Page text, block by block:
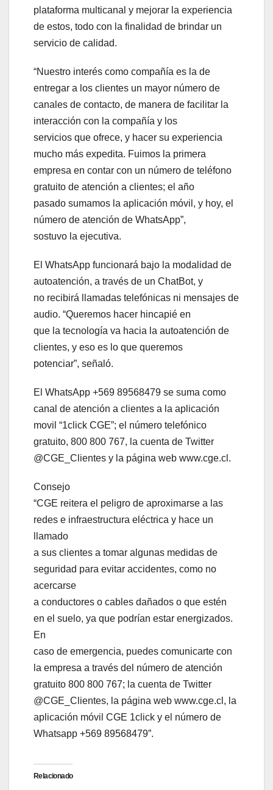
plataforma multicanal y mejorar la experiencia
de estos, todo con la finalidad de brindar un
servicio de calidad.
“Nuestro interés como compañía es la de
entregar a los clientes un mayor número de
canales de contacto, de manera de facilitar la
interacción con la compañía y los
servicios que ofrece, y hacer su experiencia
mucho más expedita. Fuimos la primera
empresa en contar con un número de teléfono
gratuito de atención a clientes; el año
pasado sumamos la aplicación móvil, y hoy, el
número de atención de WhatsApp”,
sostuvo la ejecutiva.
El WhatsApp funcionará bajo la modalidad de
autoatención, a través de un ChatBot, y
no recibirá llamadas telefónicas ni mensajes de
audio. “Queremos hacer hincapié en
que la tecnología va hacia la autoatención de
clientes, y eso es lo que queremos
potenciar”, señaló.
El WhatsApp +569 89568479 se suma como
canal de atención a clientes a la aplicación
movil “1click CGE”; el número telefónico
gratuito, 800 800 767, la cuenta de Twitter
@CGE_Clientes y la página web www.cge.cl.
Consejo
“CGE reitera el peligro de aproximarse a las
redes e infraestructura eléctrica y hace un
llamado
a sus clientes a tomar algunas medidas de
seguridad para evitar accidentes, como no
acercarse
a conductores o cables dañados o que estén
en el suelo, ya que podrían estar energizados.
En
caso de emergencia, puedes comunicarte con
la empresa a través del número de atención
gratuito 800 800 767; la cuenta de Twitter
@CGE_Clientes, la página web www.cge.cl, la
aplicación móvil CGE 1click y el número de
Whatsapp +569 89568479”.
Relacionado